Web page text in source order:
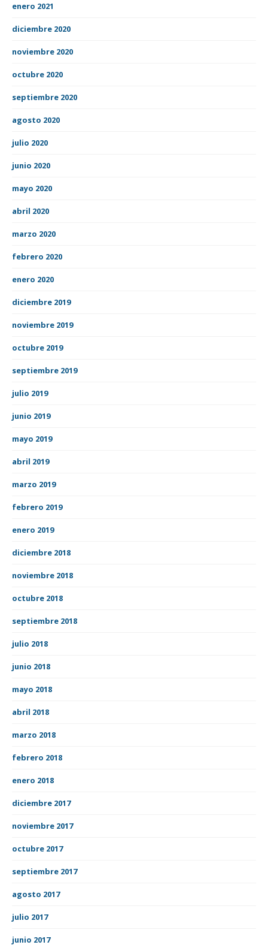
enero 2021
diciembre 2020
noviembre 2020
octubre 2020
septiembre 2020
agosto 2020
julio 2020
junio 2020
mayo 2020
abril 2020
marzo 2020
febrero 2020
enero 2020
diciembre 2019
noviembre 2019
octubre 2019
septiembre 2019
julio 2019
junio 2019
mayo 2019
abril 2019
marzo 2019
febrero 2019
enero 2019
diciembre 2018
noviembre 2018
octubre 2018
septiembre 2018
julio 2018
junio 2018
mayo 2018
abril 2018
marzo 2018
febrero 2018
enero 2018
diciembre 2017
noviembre 2017
octubre 2017
septiembre 2017
agosto 2017
julio 2017
junio 2017